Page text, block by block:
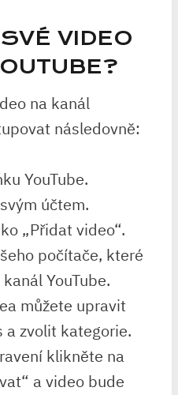
VIDEO
na kanál
následovně:
YouTube.
účtem.
„Přidat video“.
počítače, které
YouTube.
můžete upravit
a zvolit kategorie.
klikněte na
a video bude